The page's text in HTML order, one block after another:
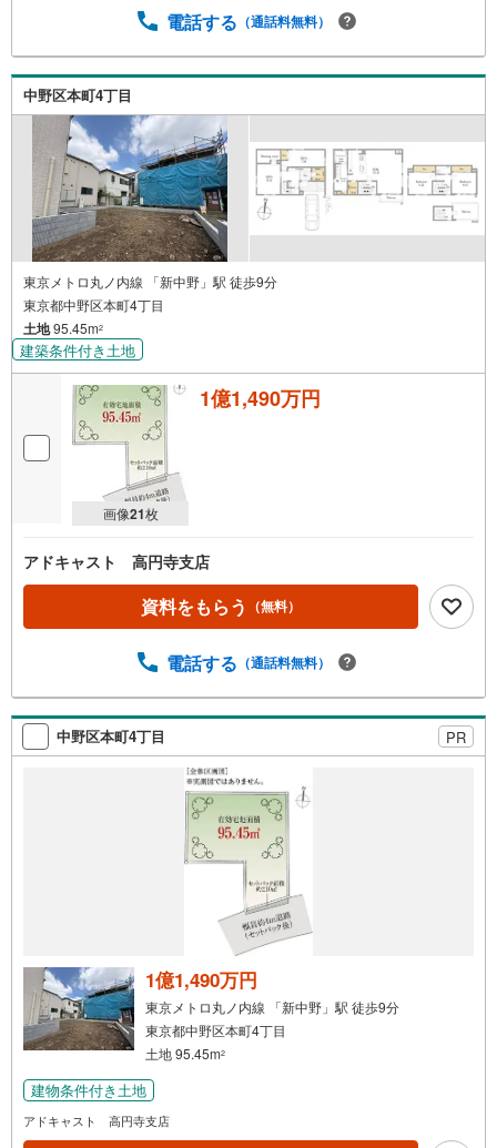
電話する （通話料無料）
中野区本町4丁目
東京メトロ丸ノ内線 「新中野」駅 徒歩9分
東京都中野区本町4丁目
土地95.45m2
建築条件付き土地
画像21枚
1億1,490万円
アドキャスト 高円寺支店
資料をもらう （無料）
電話する （通話料無料）
中野区本町4丁目 PR
1億1,490万円
東京メトロ丸ノ内線 「新中野」駅 徒歩9分
東京都中野区本町4丁目
土地 95.45m2
建物条件付き土地
アドキャスト 高円寺支店